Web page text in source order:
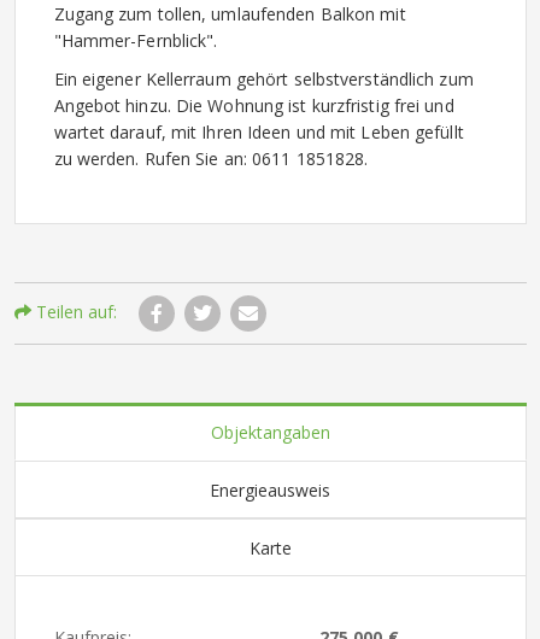
Zugang zum tollen, umlaufenden Balkon mit
"Hammer-Fernblick".
Ein eigener Kellerraum gehört selbstverständlich zum
Angebot hinzu. Die Wohnung ist kurzfristig frei und
wartet darauf, mit Ihren Ideen und mit Leben gefüllt
zu werden. Rufen Sie an: 0611 1851828.
Teilen auf:
Objektangaben
Energieausweis
Karte